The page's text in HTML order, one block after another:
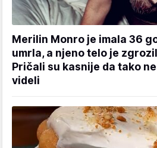
Merilin Monro je imala 36
umrla, a njeno telo je
Pričali su kasnije da tako
videli